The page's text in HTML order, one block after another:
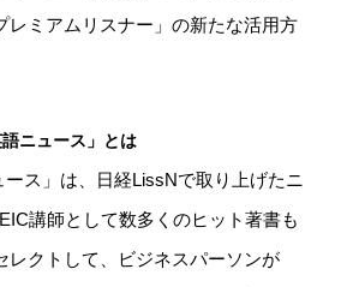
レミアムリスナー」の新たな活用方
ニュース」とは
ース」は、日経LissNで取り上げたニ
講師として数多くのヒット著書も
レクトして、ビジネスパーソンが